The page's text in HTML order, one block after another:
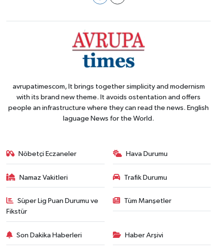
avrupatimescom, It brings together simplicity and modernism
with its brand new theme. It avoids ostentation and offers
people an infrastructure where they can read the news. English
laguage News for the World.
Nöbetçi Eczaneler Hava Durumu
Namaz Vakitleri Trafik Durumu
Süper Lig Puan Durumu ve
Fikstür
Tüm Manşetler
Son Dakika Haberleri Haber Arşivi